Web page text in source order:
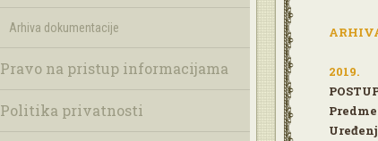
Arhiva dokumentacije
Pravo na pristup informacijama
Politika privatnosti
2019.